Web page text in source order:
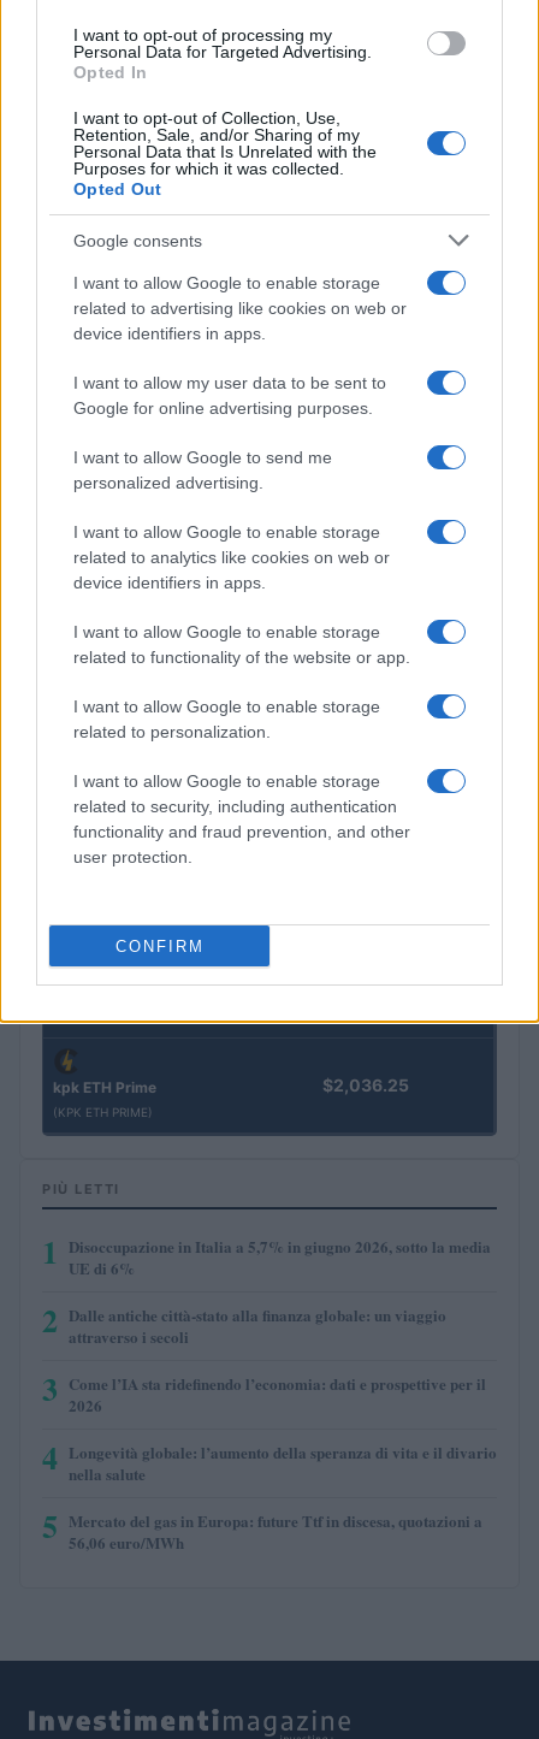
I want to opt-out of processing my
Personal Data for Targeted Advertising.
Opted In
I want to opt-out of Collection, Use,
Retention, Sale, and/or Sharing of my
Personal Data that Is Unrelated with the
Purposes for which it was collected.
Opted Out
Google consents
I want to allow Google to enable storage
related to advertising like cookies on web or
device identifiers in apps.
I want to allow my user data to be sent to
Google for online advertising purposes.
I want to allow Google to send me
personalized advertising.
I want to allow Google to enable storage
related to analytics like cookies on web or
device identifiers in apps.
I want to allow Google to enable storage
related to functionality of the website or app.
I want to allow Google to enable storage
related to personalization.
I want to allow Google to enable storage
related to security, including authentication
functionality and fraud prevention, and other
user protection.
CONFIRM
QUOTAZIONI CRYPTO
Eureka Bridged PAX
Gold (Terra
(PAXG)
Kinza Babylon Staked
BTC
(KBTC)
$83,270.00
Steakhouse EURCV
Morpho Vault
$100,000,000,000,000.00
(EPOCH)
(STINJ)
Vested XOR
(VXOR)
$3,407.11
JDB
(JDB)
$0.022
(FIBO)
$8.02
kpk ETH Prime
(KPK ETH PRIME)
$2,036.25
PIÙ LETTI
1
Disoccupazione in Italia a 5,7% in giugno 2026, sotto la media
UE di 6%
2 Dalle antiche città-stato alla finanza globale: un viaggio
attraverso i secoli
3 Come l’IA sta ridefinendo l’economia: dati e prospettive per il
2026
4 Longevità globale: l’aumento della speranza di vita e il divario
nella salute
5 Mercato del gas in Europa: future Ttf in discesa, quotazioni a
56,06 euro/MWh